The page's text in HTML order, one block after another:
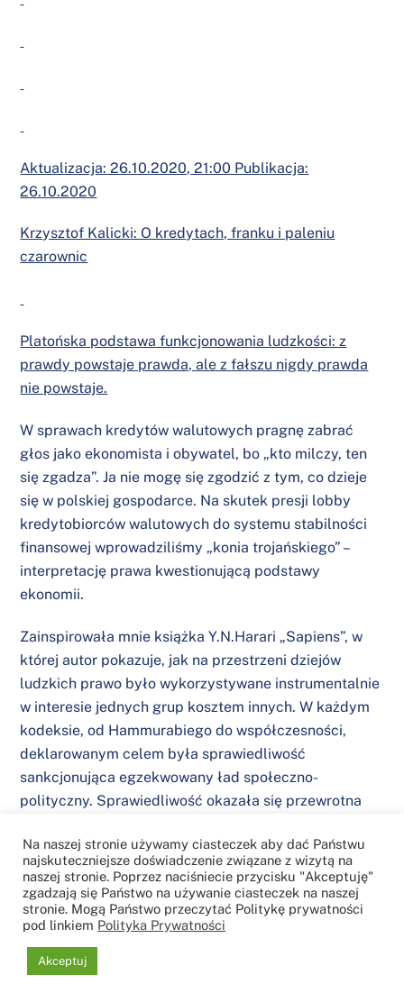
Aktualizacja: 26.10.2020, 21:00 Publikacja:
26.10.2020
Krzysztof Kalicki: O kredytach, franku i paleniu
czarownic
Platońska podstawa funkcjonowania ludzkości: z
prawdy powstaje prawda, ale z fałszu nigdy prawda
nie powstaje.
W sprawach kredytów walutowych pragnę zabrać
głos jako ekonomista i obywatel, bo „kto milczy, ten
się zgadza”. Ja nie mogę się zgodzić z tym, co dzieje
się w polskiej gospodarce. Na skutek presji lobby
kredytobiorców walutowych do systemu stabilności
finansowej wprowadziliśmy „konia trojańskiego” –
interpretację prawa kwestionującą podstawy
ekonomii.
Zainspirowała mnie książka Y.N.Harari „Sapiens”, w
której autor pokazuje, jak na przestrzeni dziejów
ludzkich prawo było wykorzystywane instrumentalnie
w interesie jednych grup kosztem innych. W każdym
kodeksie, od Hammurabiego do współczesności,
deklarowanym celem była sprawiedliwość
sankcjonująca egzekwowany ład społeczno-
polityczny. Sprawiedliwość okazała się przewrotna
zdarzenia ekonomiczne (np. zmiany kursu walutowego
to element polityki rządów i banków centralnych), ale
odpowiedzialnych szuka się gdzie indziej (np. w
bankach). Nie ma różnicy między pożyczkobiorcami
prawa powoduje, że jedni odnoszą wysokie korzyści z
Na naszej stronie używamy ciasteczek aby dać Państwu
najskuteczniejsze doświadczenie związane z wizytą na
naszej stronie. Poprzez naciśniecie przycisku "Akceptuję"
zgadzają się Państwo na używanie ciasteczek na naszej
stronie. Mogą Państwo przeczytać Politykę prywatności
pod linkiem Polityka Prywatności
Akceptuj